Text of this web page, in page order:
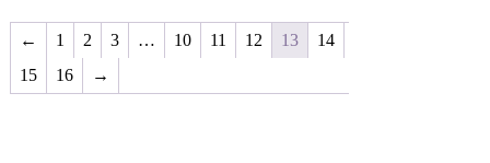
← 1 2 3 … 10 11 12 13
14
15
16 →